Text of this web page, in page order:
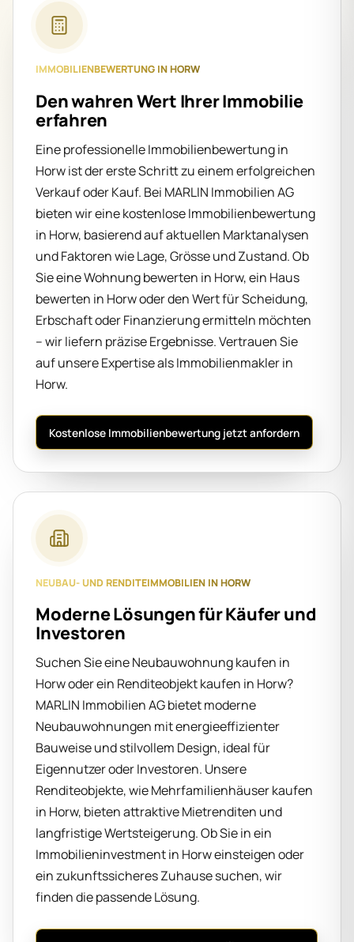
IMMOBILIENBEWERTUNG IN HORW
Den wahren Wert Ihrer Immobilie
erfahren
Eine professionelle Immobilienbewertung in
Horw ist der erste Schritt zu einem erfolgreichen
Verkauf oder Kauf. Bei MARLIN Immobilien AG
bieten wir eine kostenlose Immobilienbewertung
in Horw, basierend auf aktuellen Marktanalysen
und Faktoren wie Lage, Grösse und Zustand. Ob
Sie eine Wohnung bewerten in Horw, ein Haus
bewerten in Horw oder den Wert für Scheidung,
Erbschaft oder Finanzierung ermitteln möchten
– wir liefern präzise Ergebnisse. Vertrauen Sie
auf unsere Expertise als Immobilienmakler in
Horw.
Kostenlose Immobilienbewertung jetzt anfordern
NEUBAU- UND RENDITEIMMOBILIEN IN HORW
Moderne Lösungen für Käufer und
Investoren
Suchen Sie eine Neubauwohnung kaufen in
Horw oder ein Renditeobjekt kaufen in Horw?
MARLIN Immobilien AG bietet moderne
Neubauwohnungen mit energieeffizienter
Bauweise und stilvollem Design, ideal für
Eigennutzer oder Investoren. Unsere
Renditeobjekte, wie Mehrfamilienhäuser kaufen
in Horw, bieten attraktive Mietrenditen und
langfristige Wertsteigerung. Ob Sie in ein
Immobilieninvestment in Horw einsteigen oder
ein zukunftssicheres Zuhause suchen, wir
finden die passende Lösung.